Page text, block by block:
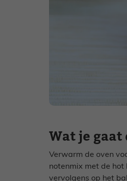
Wat je gaat
Verwarm de oven
notenmix met de hot
vervolgens op het